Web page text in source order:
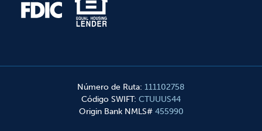
Número de Ruta: 111102758
Código SWIFT: CTUUUS44
Origin Bank NMLS# 455990